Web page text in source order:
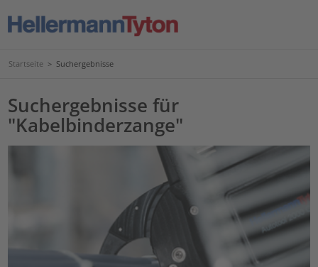
Startseite > Suchergebnisse
Suchergebnisse für
"Kabelbinderzange"